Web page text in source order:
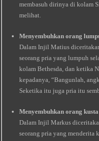
membasuh dirinya di kolam
melihat.
Menyembuhkan orang
Dalam Injil Matius
seorang pria yang lumpuh
kolam Bethesda, dan ketika
kepadanya, “Bangunlah,
Seketika itu juga pria itu
Menyembuhkan orang kusta
Dalam Injil Markus
seorang pria yang menderita